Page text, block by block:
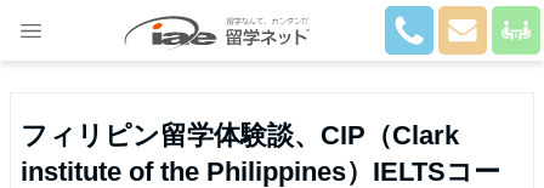
フィリピン留学体験談、CIP（Clark
institute of the Philippines）IELTSコー